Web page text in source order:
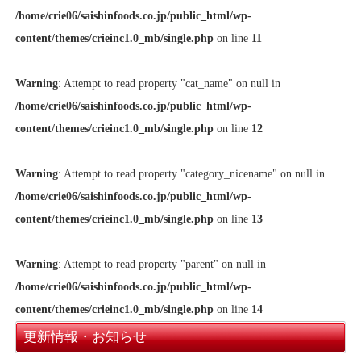
/home/crie06/saishinfoods.co.jp/public_html/wp-
content/themes/crieinc1.0_mb/single.phpon line 11
Warning: Attempt to read property "cat_name" on null in
/home/crie06/saishinfoods.co.jp/public_html/wp-
content/themes/crieinc1.0_mb/single.phpon line 12
Warning: Attempt to read property "category_nicename" on null in
/home/crie06/saishinfoods.co.jp/public_html/wp-
content/themes/crieinc1.0_mb/single.phpon line 13
Warning: Attempt to read property "parent" on null in
/home/crie06/saishinfoods.co.jp/public_html/wp-
content/themes/crieinc1.0_mb/single.phpon line 14
更新情報・お知らせ